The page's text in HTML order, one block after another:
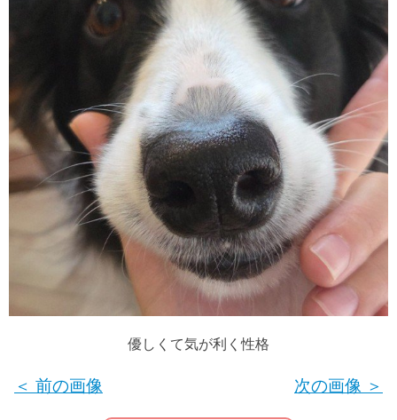
優しくて気が利く性格
＜ 前の画像 次の画像 ＞